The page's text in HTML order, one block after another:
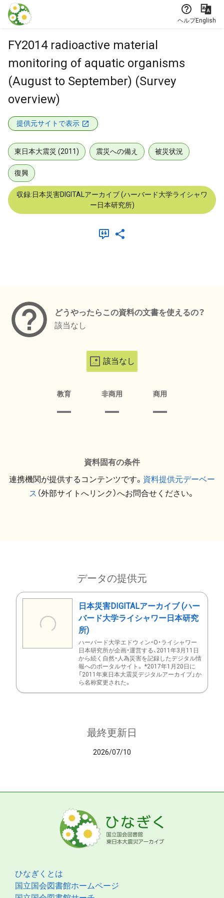
本文に飛ぶ
ヘルプEnglish
FY2014 radioactive material
monitoring of aquatic organisms
(August to September) (Survey
overview)
提供元サイトで表示
東日本大震災 (2011) 震災への備え 被災状況
復興
収録:日本災害DIGITALアーカイブ (ハーバード大学ライシャワ
ー日本研究所)
どうやったらこの資料の文書を使えるの？
該当なし
該当なし
教育 非商用 商用
資料固有の条件
連携機関が提供するコンテンツです。 資料提供元デーベー
ス （外部サイトへリンク）へお問合せください。
データの提供元
日本災害DIGITALアーカイブ (ハー
バード大学ライシャワー日本研究
所)
ハーバード大学エドウィン・O・ライシャワー
日本研究所が企画・運営する、2011年3月11日
から続く自然・人為災害を記録したデジタル情
報へのポータルサイト。 *2017年1月20日に
「2011年東日本大震災デジタルアーカイブ」か
ら名称変更された。
最終更新日
2026/07/10
ひなぎくとは
国立国会図書館ホームページ